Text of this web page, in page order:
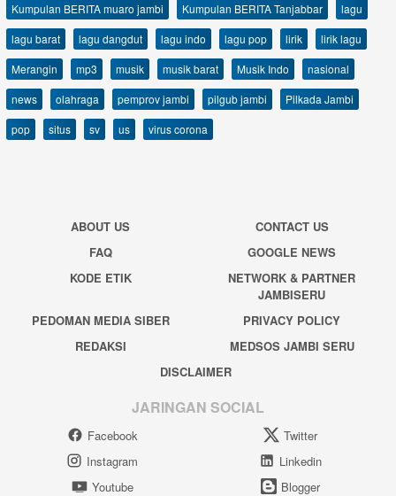
Kumpulan BERITA muaro jambi
Kumpulan BERITA Tanjabbar
lagu
lagu barat
lagu dangdut lagu indo lagu pop lirik
lirik lagu
Merangin
mp3 musik musik barat Musik Indo
nasional
news
olahraga pemprov jambi pilgub jambi
Pilkada Jambi
pop
situs sv us virus corona
ABOUT US
CONTACT US
FAQ
GOOGLE NEWS
KODE ETIK
NETWORK & PARTNER
JAMBISERU
PEDOMAN MEDIA SIBER
PRIVACY POLICY
REDAKSI
MEDSOS JAMBI SERU
DISCLAIMER
JARINGAN SOCIAL
Facebook
Twitter
Instagram
Linkedin
Youtube
Blogger